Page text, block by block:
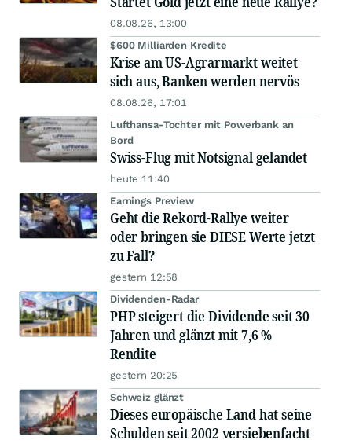
08.08.26, 13:00
$600 Milliarden Kredite
Krise am US-Agrarmarkt weitet
sich aus, Banken werden nervös
08.08.26, 17:01
Lufthansa-Tochter mit Powerbank an
Bord
Swiss-Flug mit Notsignal gelandet
heute 11:40
Earnings Preview
Geht die Rekord-Rallye weiter
oder bringen sie DIESE Werte jetzt
zu Fall?
gestern 12:58
Dividenden-Radar
PHP steigert die Dividende seit 30
Jahren und glänzt mit 7,6 %
Rendite
gestern 20:25
Schweiz glänzt
Dieses europäische Land hat seine
Schulden seit 2002 versiebenfacht